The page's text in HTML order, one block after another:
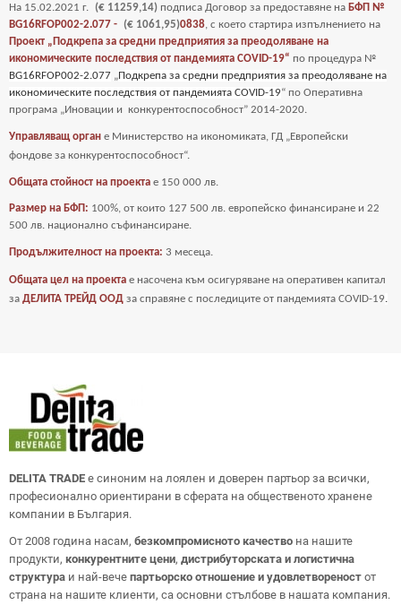
На 15.02.2021 г. (€ 11259,14) подписа Договор за предоставяне на БФП №
BG16RFOP002-2.077 - (€ 1061,95)0838, с което стартира изпълнението на
Проект „Подкрепа за средни предприятия за преодоляване на
икономическите последствия от пандемията COVID-19“ по процедура №
BG16RFOP002-2.077 „Подкрепа за средни предприятия за преодоляване на
икономическите последствия от пандемията COVID-19“ по Оперативна
програма „Иновации и конкурентоспособност” 2014-2020.
Управляващ орган е Министерство на икономиката, ГД „Европейски
фондове за конкурентоспособност“.
Общата стойност на проекта е 150 000 лв.
Размер на БФП: 100%, от които 127 500 лв. европейско финансиране и 22
500 лв. национално съфинансиране.
Продължителност на проекта: 3 месеца.
Общата цел на проекта е насочена към осигуряване на оперативен капитал
за ДЕЛИТА ТРЕЙД ООД за справяне с последиците от пандемията COVID-19.
DELITA TRADE е синоним на лоялен и доверен партьор за всички,
професионално ориентирани в сферата на общественото хранене
компании в България.
От 2008 година насам, безкомпромисното качество на нашите
продукти, конкурентните цени, дистрибуторската и логистична
структура и най-вече партьорско отношение и удовлетвореност от
страна на нашите клиенти, са основни стълбове в нашата компания.